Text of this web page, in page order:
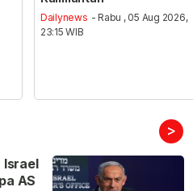
Dailynews - Rabu , 05 Aug 2026,
23:15 WIB
>
Israel
AS